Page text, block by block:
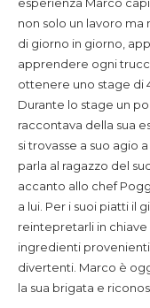
non solo un lavoro
di giorno in giorno,
apprendere ogni
ottenere uno stage di
Durante lo stage un
raccontava della sua
si trovasse a suo agio
parla al ragazzo del
accanto allo chef
a lui. Per i suoi piatti il
reintepretarli in
ingredienti
divertenti. Marco è
la sua brigata e